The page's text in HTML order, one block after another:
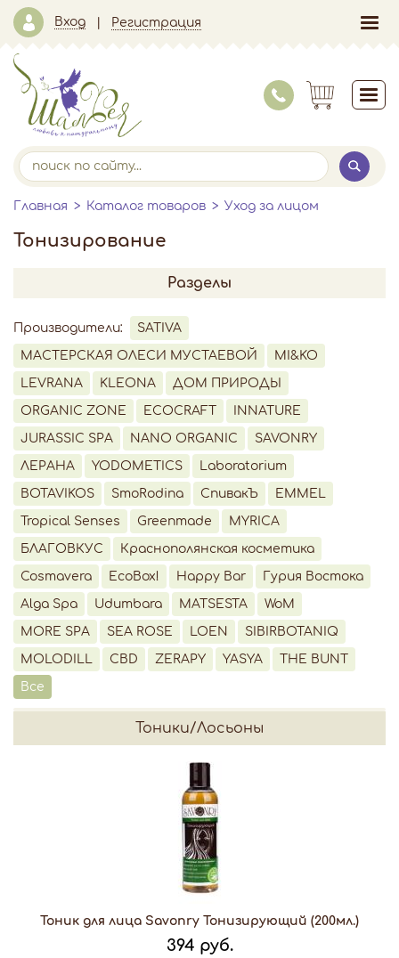
Вход Регистрация
Главная Каталог товаров Уход за лицом
Тонизирование
Разделы
Производители: SATIVA
МАСТЕРСКАЯ ОЛЕСИ МУСТАЕВОЙ MI&KO
LEVRANA KLEONA ДОМ ПРИРОДЫ
ORGANIC ZONE ECOCRAFT INNATURE
JURASSIC SPA NANO ORGANIC SAVONRY
ЛЕРАНА YODOMETICS Laboratorium
BOTAVIKOS SmoRodina СпивакЪ EMMEL
Tropical Senses Greenmade MYRICA
БЛАГОВКУС Краснополянская косметика
Cosmavera EcoBox! Happy Bar Гурия Востока
Alga Spa Udumbara MATSESTA WoM
MORE SPA SEA ROSE LOEN SIBIRBOTANIQ
MOLODILL CBD ZERAPY YASYA THE BUNT
Все
Тоники/Лосьоны
Тоник для лица Savonry Тонизирующий (200мл.)
394 руб.